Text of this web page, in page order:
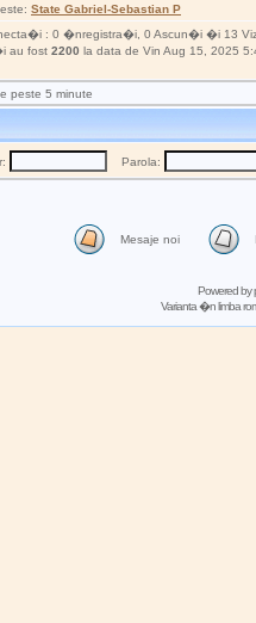
State Gabriel-Sebastian P
: 0 �nregistra�i, 0 Ascun�i �i 13
au fost 2200 la data de Vin Aug 15, 2025
peste 5 minute
Parola:
Mesaje noi
Powered by
Varianta �n limba